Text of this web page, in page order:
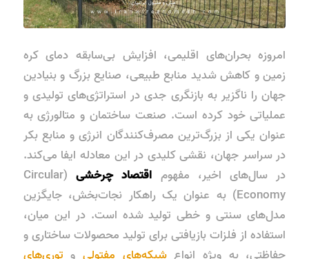
امروزه بحران‌های اقلیمی، افزایش بی‌سابقه دمای کره
زمین و کاهش شدید منابع طبیعی، صنایع بزرگ و بنیادین
جهان را ناگزیر به بازنگری جدی در استراتژی‌های تولیدی و
عملیاتی خود کرده است. صنعت ساختمان و متالورژی به
عنوان یکی از بزرگ‌ترین مصرف‌کنندگان انرژی و منابع بکر
در سراسر جهان، نقشی کلیدی در این معادله ایفا می‌کند.
در سال‌های اخیر، مفهوم اقتصاد چرخشی
(Circular
Economy) به عنوان یک راهکار نجات‌بخش، جایگزین
مدل‌های سنتی و خطی تولید شده است. در این میان،
استفاده از فلزات بازیافتی برای تولید محصولات ساختاری و
حفاظتی، به ویژه انواعشبکه‌های مفتولی و توری‌های